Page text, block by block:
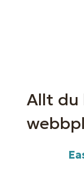
Allt du